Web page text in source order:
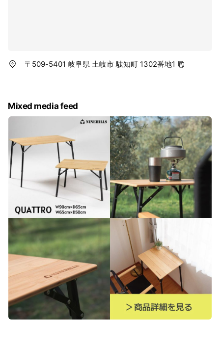
〒509-5401 岐阜県 土岐市 駄知町 1302番地1
Mixed media feed